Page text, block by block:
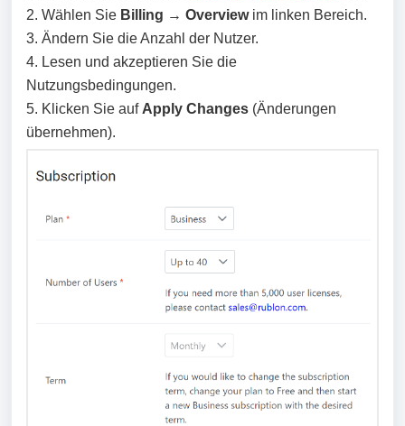
2. Wählen Sie Billing → Overview im linken Bereich.
3. Ändern Sie die Anzahl der Nutzer.
4. Lesen und akzeptieren Sie die
Nutzungsbedingungen.
5. Klicken Sie auf Apply Changes (Änderungen
übernehmen).